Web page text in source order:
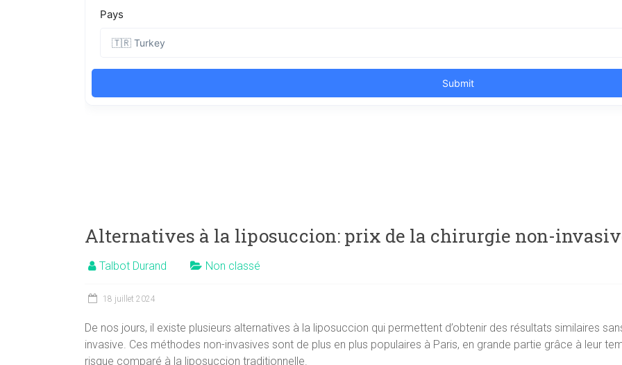
Alternatives à la liposuccion: prix de la chirurgie non-
Talbot Durand Non classé
18 juillet 2024
De nos jours, il existe plusieurs alternatives à la liposuccion qui permettent d’obtenir des résultats similaires
invasive. Ces méthodes non-invasives sont de plus en plus populaires à Paris, en grande partie grâce à leur
risque comparé à la liposuccion traditionnelle.